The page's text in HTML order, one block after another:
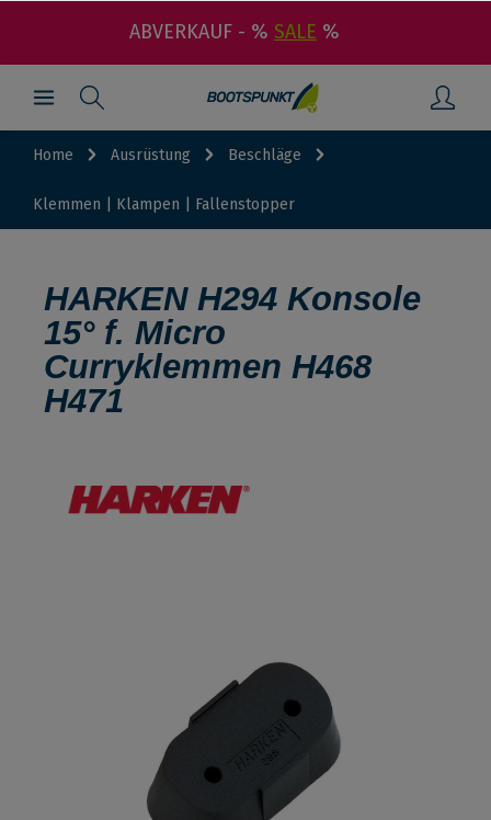
ABVERKAUF - % SALE %
Home Ausrüstung Beschläge
Klemmen | Klampen | Fallenstopper
HARKEN H294 Konsole
15° f. Micro
Curryklemmen H468
H471